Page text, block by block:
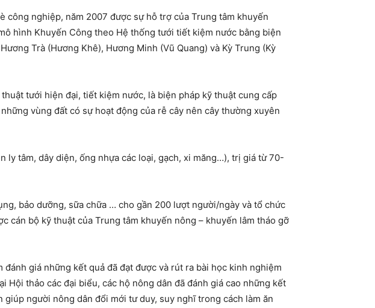
công nghiệp, năm 2007 được sự hỗ trợ của Trung tâm khuyến
hình Khuyến Công theo Hệ thống tưới tiết kiệm nước bằng biện
Trà (Hương Khê), Hương Minh (Vũ Quang) và Kỳ Trung (Kỳ
tưới hiện đại, tiết kiệm nước, là biện pháp kỹ thuật cung cấp
vùng đất có sự hoạt động của rễ cây nên cây thường xuyên
ly tâm, dây diện, ống nhựa các loại, gạch, xi măng…), trị giá từ 70-
bảo dưỡng, sữa chữa … cho gần 200 lượt người/ngày và tổ chức
cán bộ kỹ thuật của Trung tâm khuyến nông – khuyến lâm tháo gỡ
giá những kết quả đã đạt được và rút ra bài học kinh nghiệm
thảo các đại biểu, các hộ nông dân đã đánh giá cao những kết
người nông dân đổi mới tư duy, suy nghĩ trong cách làm ăn